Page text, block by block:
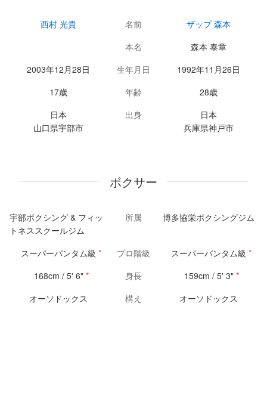
西村 光貴 名前
ザップ 森本
本名
森本 泰章
2003年12月28日
生年月日
1992年11月26日
17歳
年齢
28歳
日本
山口県宇部市
出身
日本
兵庫県神戸市
ボクサー
宇部ボクシング & フィッ
トネススクールジム
所属 博多協栄ボクシングジム
スーパーバンタム級 * プロ階級 スーパーバンタム級 *
168cm / 5' 6" * 身長 159cm / 5' 3" *
オーソドックス
構え オーソドックス